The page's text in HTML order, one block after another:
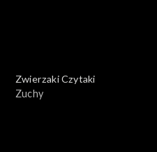
Zwierzaki Czytaki
Zuchy